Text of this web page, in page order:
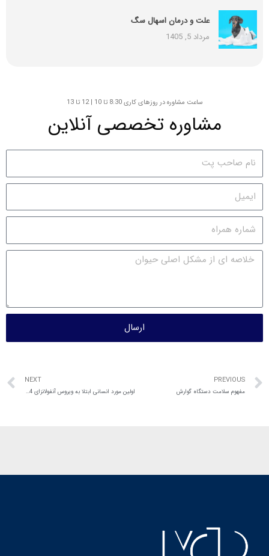
علت و درمان اسهال سگ
مرداد 5, 1405
ساعت مشاوره در روزهای کاری 8:30 تا 10 | 12 تا 13
مشاوره تخصصی آنلاین
ارسال
PREVIOUS
مفهوم سلامت دستگاه گوارش
NEXT
اولین مورد انسانی ابتلا به ویروس آنفولانزای H7N4 در چین